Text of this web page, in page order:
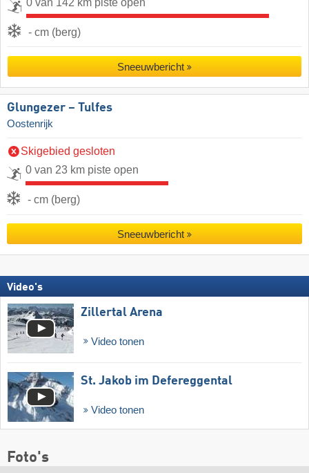
- cm (berg)
Sneeuwbericht
Glungezer – Tulfes
Oostenrijk
Skigebied gesloten
0 van 23 km piste open
- cm (berg)
Sneeuwbericht
Video's
Zillertal Arena
Video tonen
St. Jakob im Defereggental
Video tonen
Foto's